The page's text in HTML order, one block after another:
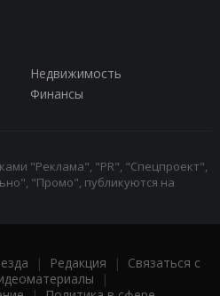
Недвижимость
Финансы
"Реклама", "PR", "Спецпроект",
"Промо", публикуются на
| Редакция | Связаться с
|